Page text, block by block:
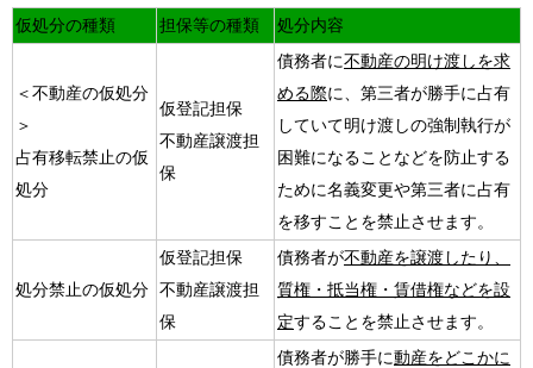
仮処分の種類 担保等の種類 処分内容
＜不動産の仮処分
＞
占有移転禁止の仮
処分
仮登記担保
不動産譲渡担
保
債務者に不動産の明け渡しを求
める際に、第三者が勝手に占有
していて明け渡しの強制執行が
困難になることなどを防止する
ために名義変更や第三者に占有
を移すことを禁止させます。
処分禁止の仮処分
仮登記担保
不動産譲渡担
保
債務者が不動産を譲渡したり、
質権・抵当権・賃借権などを設
定することを禁止させます。
債務者が勝手に動産をどこかに